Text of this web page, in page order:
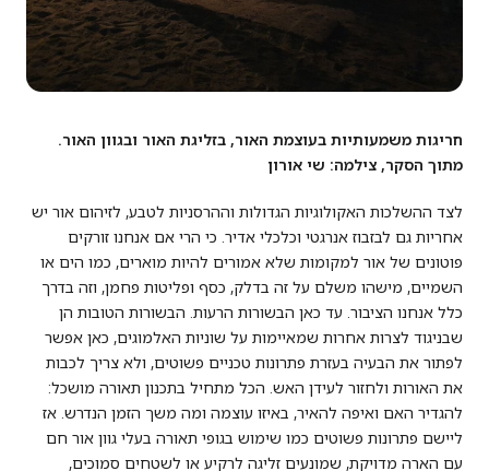
חריגות משמעותיות בעוצמת האור, בזליגת האור ובגוון האור.
מתוך הסקר, צילמה: שי אורון
לצד ההשלכות האקולוגיות הגדולות וההרסניות לטבע, לזיהום אור יש
אחריות גם לבזבוז אנרגטי וכלכלי אדיר. כי הרי אם אנחנו זורקים
פוטונים של אור למקומות שלא אמורים להיות מוארים, כמו הים או
השמיים, מישהו משלם על זה בדלק, כסף ופליטות פחמן, וזה בדרך
כלל אנחנו הציבור. עד כאן הבשורות הרעות. הבשורות הטובות הן
שבניגוד לצרות אחרות שמאיימות על שוניות האלמוגים, כאן אפשר
לפתור את הבעיה בעזרת פתרונות טכניים פשוטים, ולא צריך לכבות
את האורות ולחזור לעידן האש. הכל מתחיל בתכנון תאורה מושכל:
להגדיר האם ואיפה להאיר, באיזו עוצמה ומה משך הזמן הנדרש. אז
ליישם פתרונות פשוטים כמו שימוש בגופי תאורה בעלי גוון אור חם
עם הארה מדויקת, שמונעים זליגה לרקיע או לשטחים סמוכים,